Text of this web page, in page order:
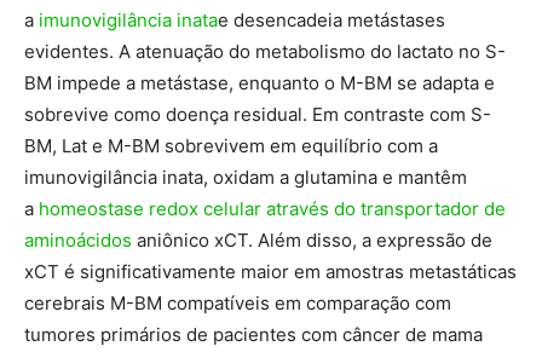
a imunovigilância inatae desencadeia metástases
evidentes. A atenuação do metabolismo do lactato no S-
BM impede a metástase, enquanto o M-BM se adapta e
sobrevive como doença residual. Em contraste com S-
BM, Lat e M-BM sobrevivem em equilíbrio com a
imunovigilância inata, oxidam a glutamina e mantêm
a homeostase redox celular através do transportador de
aminoácidos aniônico xCT. Além disso, a expressão de
xCT é significativamente maior em amostras metastáticas
cerebrais M-BM compatíveis em comparação com
tumores primários de pacientes com câncer de mama